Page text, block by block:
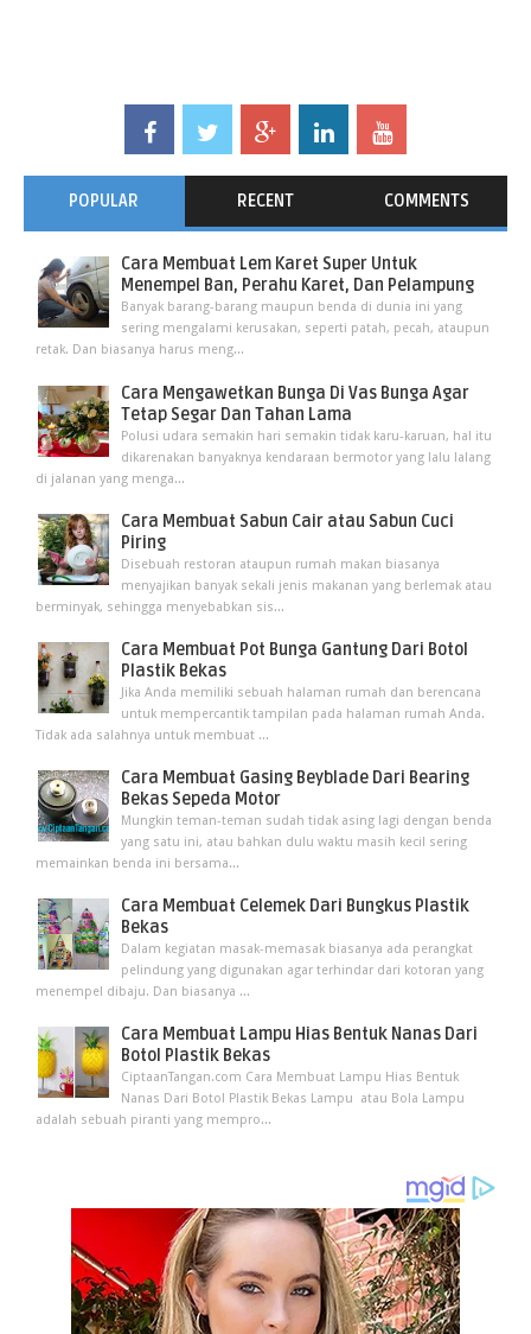
POPULAR RECENT COMMENTS
Cara Membuat Lem Karet Super Untuk
Menempel Ban, Perahu Karet, Dan Pelampung
Banyak barang-barang maupun benda di dunia ini yang
sering mengalami kerusakan, seperti patah, pecah, ataupun
retak. Dan biasanya harus meng...
Cara Mengawetkan Bunga Di Vas Bunga Agar
Tetap Segar Dan Tahan Lama
Polusi udara semakin hari semakin tidak karu-karuan, hal itu
dikarenakan banyaknya kendaraan bermotor yang lalu lalang
di jalanan yang menga...
Cara Membuat Sabun Cair atau Sabun Cuci
Piring
Disebuah restoran ataupun rumah makan biasanya
menyajikan banyak sekali jenis makanan yang berlemak atau
berminyak, sehingga menyebabkan sis...
Cara Membuat Pot Bunga Gantung Dari Botol
Plastik Bekas
Jika Anda memiliki sebuah halaman rumah dan berencana
untuk mempercantik tampilan pada halaman rumah Anda.
Tidak ada salahnya untuk membuat ...
Cara Membuat Gasing Beyblade Dari Bearing
Bekas Sepeda Motor
Mungkin teman-teman sudah tidak asing lagi dengan benda
yang satu ini, atau bahkan dulu waktu masih kecil sering
memainkan benda ini bersama...
Cara Membuat Celemek Dari Bungkus Plastik
Bekas
Dalam kegiatan masak-memasak biasanya ada perangkat
pelindung yang digunakan agar terhindar dari kotoran yang
menempel dibaju. Dan biasanya ...
Cara Membuat Lampu Hias Bentuk Nanas Dari
Botol Plastik Bekas
CiptaanTangan.com Cara Membuat Lampu Hias Bentuk
Nanas Dari Botol Plastik Bekas Lampu atau Bola Lampu
adalah sebuah piranti yang mempro...